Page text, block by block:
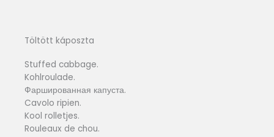
Töltött káposzta
Stuffed cabbage.
Kohlroulade.
Фаршированная капуста.
Cavolo ripien.
Kool rolletjes.
Rouleaux de chou.